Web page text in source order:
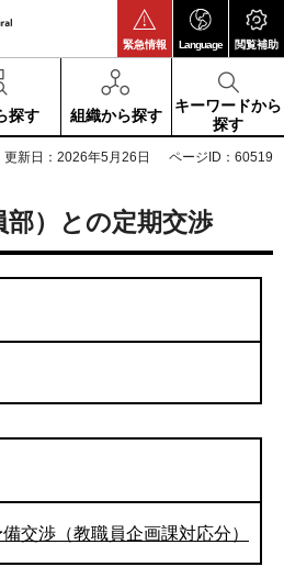
緊急情報 Language 閲覧補助
探す 組織から探す
キーワードから
探す
更新日：2026年5月26日 ページID：60519
部）との定期交渉
交渉（教職員企画課対応分）